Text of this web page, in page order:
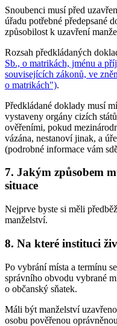
Snoubenci musí před
úřadu potřebné předepsané
způsobilost k uzavření
Rozsah předkládaných
Sb., o matrikách, jménu a
souvisejících zákonů, ve
o matrikách").
Předkládané doklady musí
vystaveny orgány cizích
ověřeními, pokud
vázána, nestanoví jinak, a
(podrobné informace vám
7. Jakým způsobem
situace
Nejprve byste si měli
manželství.
8. Na které instituci
Po vybrání místa a termínu
správního obvodu vybrané
o občanský sňatek.
Máli být manželství
osobu pověřenou